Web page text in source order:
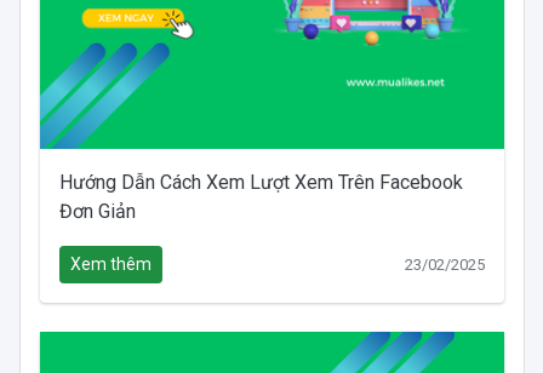
Hướng Dẫn Cách Xem Lượt Xem Trên Facebook
Đơn Giản
Xem thêm 23/02/2025